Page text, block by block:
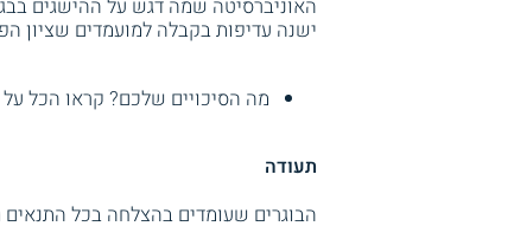
האוניברסיטה שמה דגש על ההישגים
ישנה עדיפות בקבלה למועמדים שציון
מה הסיכויים שלכם? קראו הכל על
תעודה
הבוגרים שעומדים בהצלחה בכל התנאים